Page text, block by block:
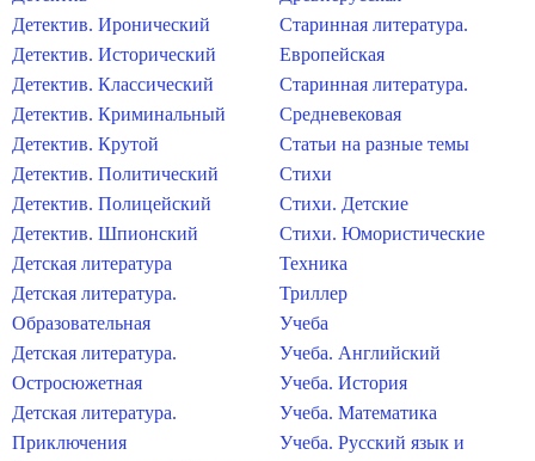
Детектив. Иронический
Детектив. Исторический
Детектив. Классический
Детектив. Криминальный
Детектив. Крутой
Детектив. Политический
Детектив. Полицейский
Детектив. Шпионский
Детская литература
Детская литература.
Образовательная
Детская литература.
Остросюжетная
Детская литература.
Приключения
Старинная литература.
Европейская
Старинная литература.
Средневековая
Статьи на разные темы
Стихи
Стихи. Детские
Стихи. Юмористические
Техника
Триллер
Учеба
Учеба. Английский
Учеба. История
Учеба. Математика
Учеба. Русский язык и